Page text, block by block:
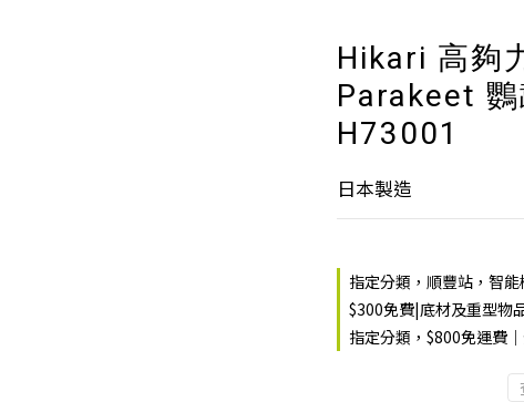
Hikari 高夠
Parakeet
H73001
日本製造
指定分類，順豐站，智
$300免費|底材及重型物
指定分類，$800免運費